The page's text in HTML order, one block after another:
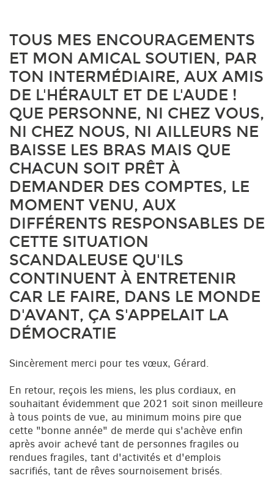
TOUS MES ENCOURAGEMENTS
ET MON AMICAL SOUTIEN, PAR
TON INTERMÉDIAIRE, AUX AMIS
DE L'HÉRAULT ET DE L'AUDE !
QUE PERSONNE, NI CHEZ VOUS,
NI CHEZ NOUS, NI AILLEURS NE
BAISSE LES BRAS MAIS QUE
CHACUN SOIT PRÊT À
DEMANDER DES COMPTES, LE
MOMENT VENU, AUX
DIFFÉRENTS RESPONSABLES DE
CETTE SITUATION
SCANDALEUSE QU'ILS
CONTINUENT À ENTRETENIR
CAR LE FAIRE, DANS LE MONDE
D'AVANT, ÇA S'APPELAIT LA
DÉMOCRATIE
Sincèrement merci pour tes vœux, Gérard.
En retour, reçois les miens, les plus cordiaux, en
souhaitant évidemment que 2021 soit sinon meilleure
à tous points de vue, au minimum moins pire que
cette "bonne année" de merde qui s'achève enfin
après avoir achevé tant de personnes fragiles ou
rendues fragiles, tant d'activités et d'emplois
sacrifiés, tant de rêves sournoisement brisés.